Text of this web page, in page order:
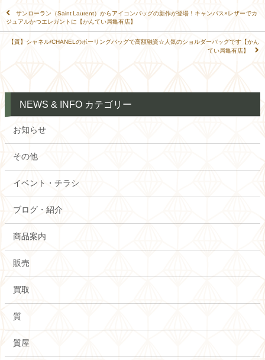
サンローラン（Saint Laurent）からアイコンバッグの新作が登場！キャンバス×レザーでカ
ジュアルかつエレガントに【かんてい局亀有店】
【質】シャネル/CHANELのボーリングバッグで高額融資☆人気のショルダーバッグです【かん
てい局亀有店】
NEWS & INFO カテゴリー
お知らせ
その他
イベント・チラシ
ブログ・紹介
商品案内
販売
買取
質
質屋